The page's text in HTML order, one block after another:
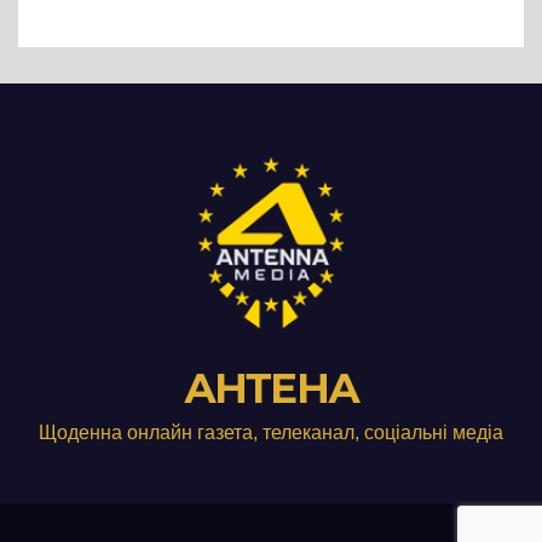
АНТЕНА
Щоденна онлайн газета, телеканал, соціальні медіа